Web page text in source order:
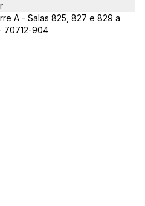
A - Salas 825, 827 e 829 a
70712-904